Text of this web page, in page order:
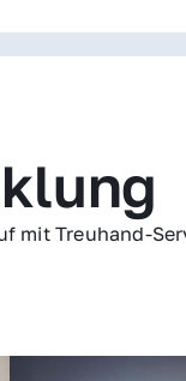
mit Treuhand-